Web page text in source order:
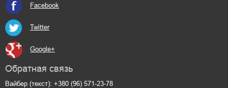
Facebook
Twitter
Google+
Обратная связь
Вайбер (текст): +380 (96) 571-23-78